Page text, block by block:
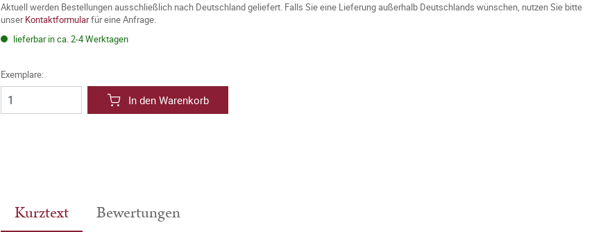
Aktuell werden Bestellungen ausschließlich nach Deutschland geliefert. Falls Sie eine Lieferung außerhalb Deutschlands wünschen, nutzen Sie bitte
unserKontaktformularfür eine Anfrage.
lieferbar in ca. 2-4 Werktagen
Exemplare:
In den Warenkorb
Kurztext Bewertungen